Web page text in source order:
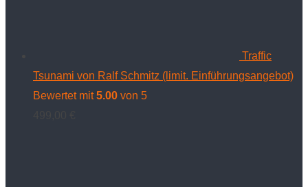
Traffic
Tsunami von Ralf Schmitz (limit. Einführungsangebot)
Bewertet mit5.00 von 5